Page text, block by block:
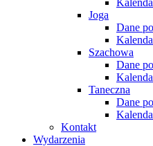
Joga
Dane
Szachowa
Dane
Taneczna
Dane
Kontakt
Wydarzenia